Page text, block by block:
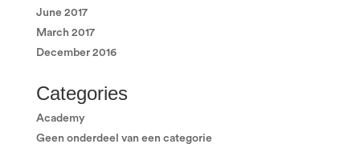
June 2017
March 2017
December 2016
Categories
Academy
Geen onderdeel van een categorie